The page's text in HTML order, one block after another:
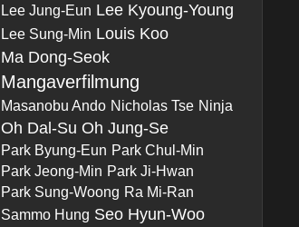
Lee Jung-Eun Lee Kyoung-Young
Lee Sung-Min Louis Koo
Ma Dong-Seok
Mangaverfilmung
Masanobu Ando Nicholas Tse Ninja
Oh Dal-Su Oh Jung-Se
Park Byung-Eun Park Chul-Min
Park Jeong-Min Park Ji-Hwan
Park Sung-Woong Ra Mi-Ran
Sammo Hung Seo Hyun-Woo